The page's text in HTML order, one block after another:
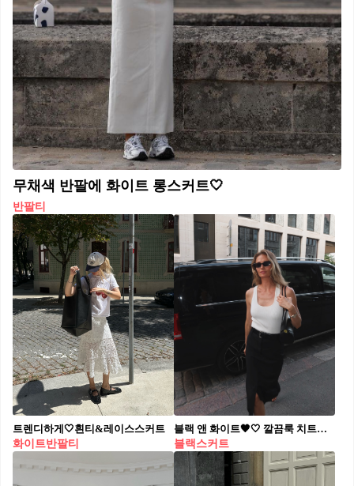
무채색 반팔에 화이트 롱스커트🤍
반팔티
트렌디하게🤍흰티&레이스스커트
화이트반팔티
블랙 앤 화이트🖤🤍 깔끔룩 치트키 조합 스커트 코디🏁
블랙스커트